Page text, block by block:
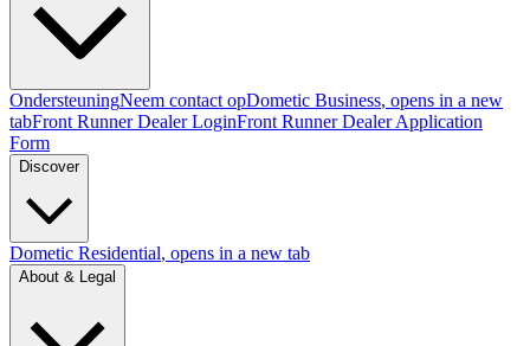
OndersteuningNeem contact opDometic Business, opens in a new
tabFront Runner Dealer LoginFront Runner Dealer Application
Form
Discover
Dometic Residential, opens in a new tab
About & Legal